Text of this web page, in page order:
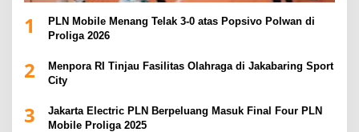
1
PLN Mobile Menang Telak 3-0 atas Popsivo Polwan di
Proliga 2026
2
Menpora RI Tinjau Fasilitas Olahraga di Jakabaring Sport
City
3
Jakarta Electric PLN Berpeluang Masuk Final Four PLN
Mobile Proliga 2025